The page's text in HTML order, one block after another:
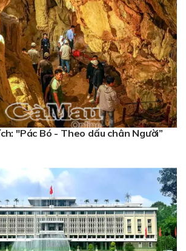
"Pác Bó - Theo dấu chân Người”